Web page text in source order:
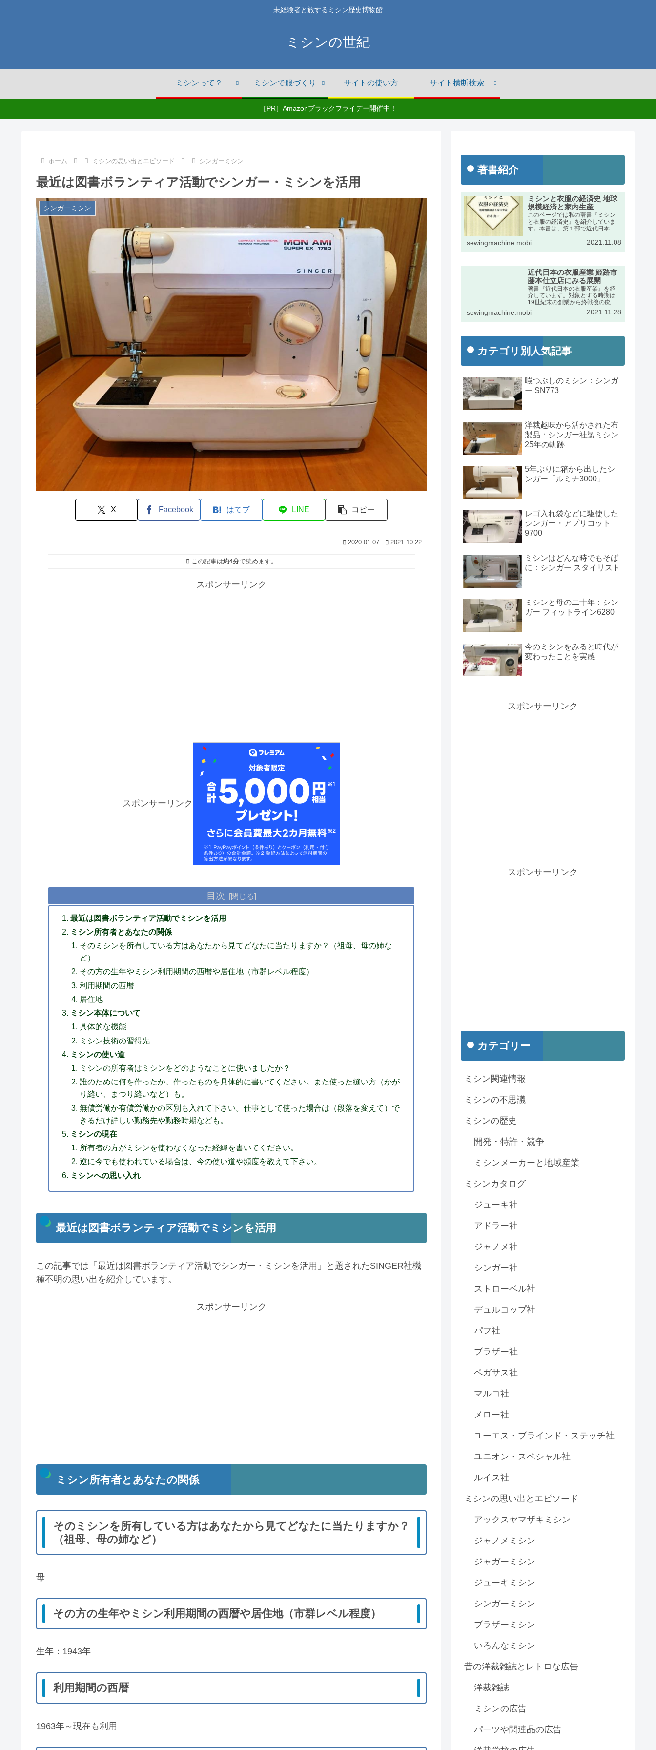
未経験者と旅するミシン歴史博物館
ミシンの世紀
ミシンって？ ミシンで服づくり サイトの使い方 サイト横断検索
［PR］Amazonブラックフライデー開催中！
ホーム ミシンの思い出とエピソード シンガーミシン
最近は図書ボランティア活動でシンガー・ミシンを活用
シンガーミシン
X Facebook はてブ LINE コピー
2020.01.07 2021.10.22
この記事は約4分で読めます。
スポンサーリンク
スポンサーリンク
目次
最近は図書ボランティア活動でミシンを活用
ミシン所有者とあなたの関係
そのミシンを所有している方はあなたから見てどなたに当たりますか？（祖母、母の姉な
ど）
その方の生年やミシン利用期間の西暦や居住地（市群レベル程度）
利用期間の西暦
居住地
ミシン本体について
具体的な機能
ミシン技術の習得先
ミシンの使い道
ミシンの所有者はミシンをどのようなことに使いましたか？
誰のために何を作ったか、作ったものを具体的に書いてください。また使った縫い方（かが
り縫い、まつり縫いなど）も。
無償労働か有償労働かの区別も入れて下さい。仕事として使った場合は（段落を変えて）で
きるだけ詳しい勤務先や勤務時期なども。
ミシンの現在
所有者の方がミシンを使わなくなった経緯を書いてください。
逆に今でも使われている場合は、今の使い道や頻度を教えて下さい。
ミシンへの思い入れ
最近は図書ボランティア活動でミシンを活用
この記事では「最近は図書ボランティア活動でシンガー・ミシンを活用」と題されたSINGER社機
種不明の思い出を紹介しています。
スポンサーリンク
ミシン所有者とあなたの関係
そのミシンを所有している方はあなたから見てどなたに当たりますか？
（祖母、母の姉など）
母
その方の生年やミシン利用期間の西暦や居住地（市群レベル程度）
生年：1943年
利用期間の西暦
1963年～現在も利用
著書紹介
ミシンと衣服の経済史 地球
規模経済と家内生産
このページでは私の著書『ミシン
と衣服の経済史』を紹介していま
す。本書は、第１部で近代日本に
え、第２部で衣服産業の展開を述
sewingmachine.mobi 2021.11.08
近代日本の衣服産業 姫路市
藤本仕立店にみる展開
著書『近代日本の衣服産業』を紹
介しています。対象とする時期は
19世紀末の創業から終戦後の廃業
までの約半世紀です。兵庫県姫路
市の藤本家文書を手がかりに、近
代日本経済史の発展段階で特異な
しくまとめました。
sewingmachine.mobi 2021.11.28
カテゴリ別人気記事
暇つぶしのミシン：シンガ
ー SN773
洋裁趣味から活かされた布
製品：シンガー社製ミシン
25年の軌跡
5年ぶりに箱から出したシ
ンガー「ルミナ3000」
レゴ入れ袋などに駆使した
シンガー・アプリコット
9700
ミシンはどんな時でもそば
に：シンガー スタイリスト
ミシンと母の二十年：シン
ガー フィットライン6280
今のミシンをみると時代が
変わったことを実感
スポンサーリンク
スポンサーリンク
カテゴリー
ミシン関連情報
ミシンの不思議
ミシンの歴史
開発・特許・競争
ミシンメーカーと地域産業
ミシンカタログ
ジューキ社
アドラー社
ジャノメ社
シンガー社
ストローベル社
デュルコップ社
パフ社
ブラザー社
ペガサス社
マルコ社
メロー社
ユーエス・ブラインド・ステッチ社
ユニオン・スペシャル社
ルイス社
ミシンの思い出とエピソード
アックスヤマザキミシン
ジャノメミシン
ジャガーミシン
ジューキミシン
シンガーミシン
ブラザーミシン
いろんなミシン
昔の洋裁雑誌とレトロな広告
洋裁雑誌
ミシンの広告
パーツや関連品の広告